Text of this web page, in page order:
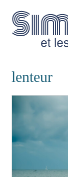
lenteur